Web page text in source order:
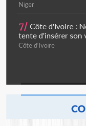
Niger
7/ Côte d'Ivoire :
tente d'insérer son
Côte d'Ivoire